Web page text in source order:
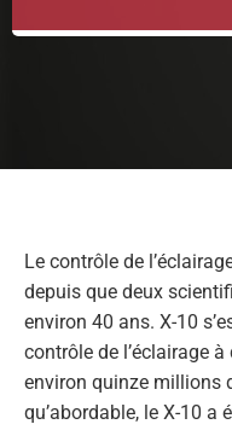
Le contrôle de
depuis que deux
environ 40 ans. X-10
contrôle de l’éclairage
environ quinze millions
qu’abordable, le X-10 a